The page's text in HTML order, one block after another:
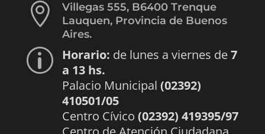

Villegas 555, B6400 Trenque
Lauquen, Provincia de Buenos
Aires.
p Horario: de lunes a viernes de7
a 13 hs.
Palacio Municipal (02392)
410501/05
Centro Cívico (02392) 419395/97